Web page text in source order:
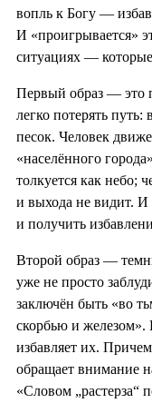
вопль к Богу —
И «проигрывается»
ситуациях — которые
Первый образ — это
легко потерять
песок. Человек
«населённого
толкуется как небо;
и выхода не видит. И
и получить
Второй образ —
уже не просто
заключён быть «во
скорбью и железом».
избавляет их.
обращает внимание
«Словом „растерза“